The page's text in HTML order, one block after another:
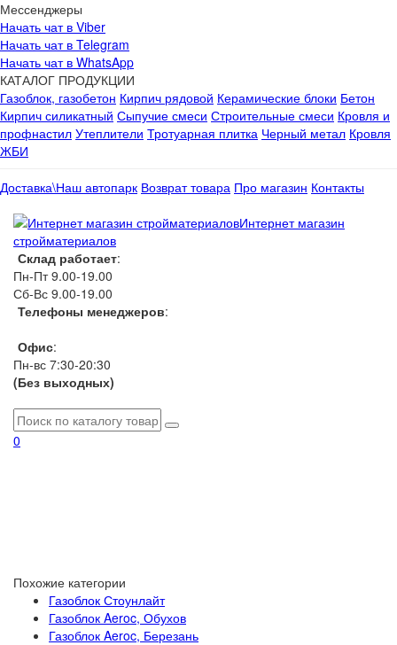
Мессенджеры
Начать чат в Viber
Начать чат в Telegram
Начать чат в WhatsApp
КАТАЛОГ ПРОДУКЦИИ
Газоблок, газобетон Кирпич рядовой Керамические блоки Бетон
Кирпич силикатный Сыпучие смеси Строительные смеси Кровля и
профнастил Утеплители Тротуарная плитка Черный метал Кровля
ЖБИ
Доставка\Наш автопарк Возврат товара Про магазин Контакты
Интернет магазин
стройматериалов
Склад работает:
Пн-Пт 9.00-19.00
Сб-Вс 9.00-19.00
Телефоны менеджеров:
Офис:
Пн-вс 7:30-20:30
(Без выходных)
0
Похожие категории
Газоблок Стоунлайт
Газоблок Aeroc, Обухов
Газоблок Aeroc, Березань